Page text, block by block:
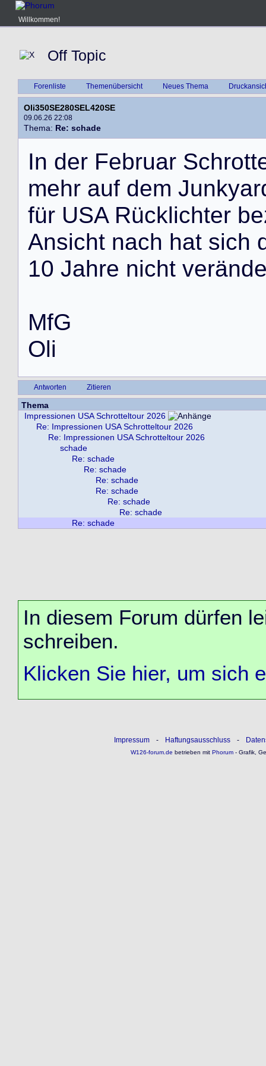
Willkommen!
Off Topic
Forenliste Themenübersicht Neues Thema
Oli350SE280SEL420SE
09.06.26 22:08
Thema: Re: schade
In der Februar Schrott
mehr auf dem Junkyar
für USA Rücklichter be
Ansicht nach hat sich
10 Jahre nicht veränd
MfG
Oli
Antworten Zitieren
Thema
Impressionen USA Schrotteltour 2026
Re: Impressionen USA Schrotteltour 2026
Re: Impressionen USA Schrotteltour 2026
schade
Re: schade
Re: schade
Re: schade
Re: schade
Re: schade
Re: schade
Re: schade
In diesem Forum dürfen
schreiben.
Klicken Sie hier, um sich
Impressum - Haftungsausschluss -
W126-forum.de betrieben mitPhorum- Grafik,